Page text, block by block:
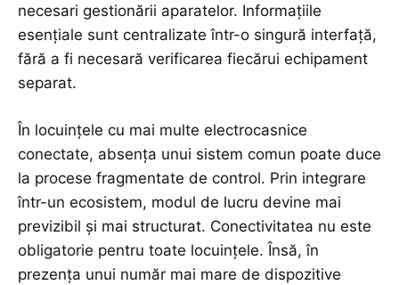
necesari gestionării aparatelor. Informațiile
esențiale sunt centralizate într-o singură interfață,
fără a fi necesară verificarea fiecărui echipament
separat.
În locuințele cu mai multe electrocasnice
conectate, absența unui sistem comun poate duce
la procese fragmentate de control. Prin integrare
într-un ecosistem, modul de lucru devine mai
previzibil și mai structurat. Conectivitatea nu este
obligatorie pentru toate locuințele. Însă, în
prezența unui număr mai mare de dispozitive